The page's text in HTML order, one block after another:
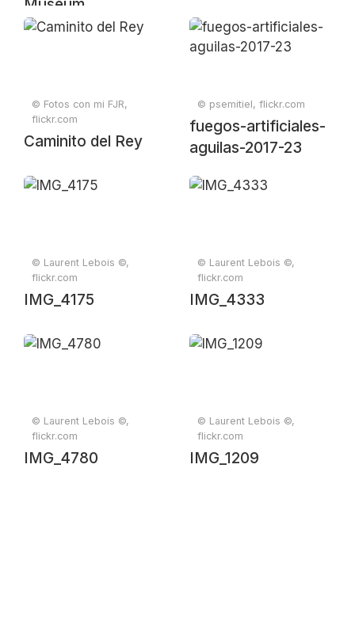
Museum
© Fotos con mi FJR,
flickr.com
Caminito del Rey
© psemitiel, flickr.com
fuegos-artificiales-
aguilas-2017-23
© Laurent Lebois ©,
flickr.com
IMG_4175
© Laurent Lebois ©,
flickr.com
IMG_4333
© Laurent Lebois ©,
flickr.com
IMG_4780
© Laurent Lebois ©,
flickr.com
IMG_1209